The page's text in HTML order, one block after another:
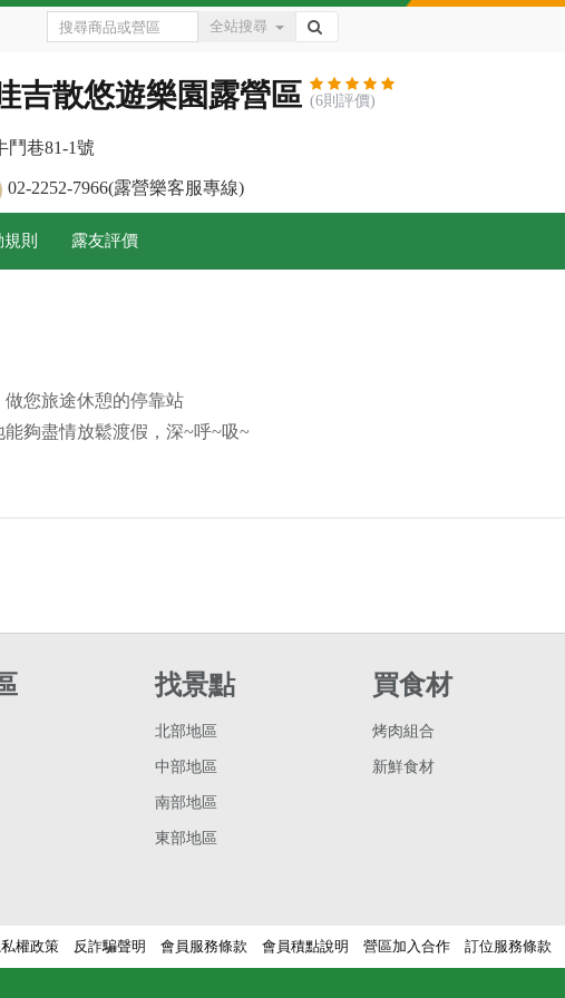
全站搜尋
吉散悠遊樂園露營區 (6則評價)
鬥巷81-1號
02-2252-7966(露營樂客服專線)
則 露友評價
您旅途休憩的停靠站
夠盡情放鬆渡假，深~呼~吸~
找景點
北部地區
中部地區
南部地區
東部地區
買食材
烤肉組合
新鮮食材
權政策 反詐騙聲明 會員服務條款 會員積點說明 營區加入合作 訂位服務條款